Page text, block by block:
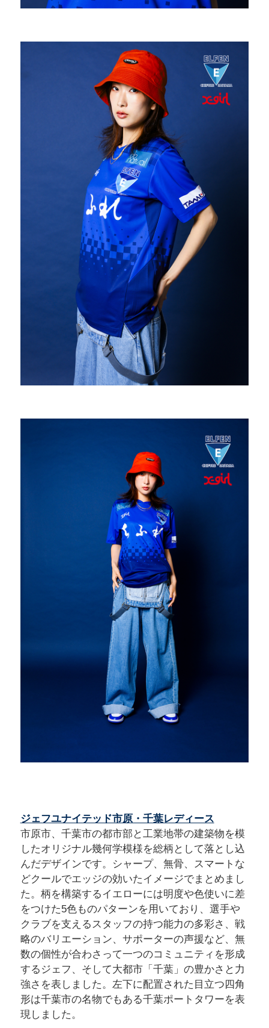
ジェフユナイテッド市原・千葉レディース
市原市、千葉市の都市部と工業地帯の建築物を模
したオリジナル幾何学模様を総柄として落とし込
んだデザインです。シャープ、無骨、スマートな
どクールでエッジの効いたイメージでまとめまし
た。柄を構築するイエローには明度や色使いに差
をつけた5色ものパターンを用いており、選手や
クラブを支えるスタッフの持つ能力の多彩さ、戦
略のバリエーション、サポーターの声援など、無
数の個性が合わさって一つのコミュニティを形成
するジェフ、そして大都市「千葉」の豊かさと力
強さを表しました。左下に配置された目立つ四角
形は千葉市の名物でもある千葉ポートタワーを表
現しました。